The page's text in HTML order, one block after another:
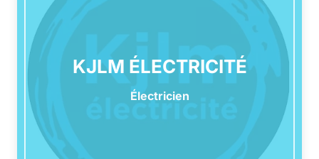
KJLM ÉLECTRICITÉ
Électricien